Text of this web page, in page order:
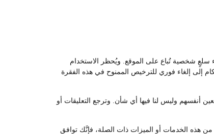
سلعٍ شخصية تُباع على الموقع. ويُحظر الاستخدام
إلى إلغاء فوري للترخيص الممنوح في هذه الفقرة
أنفسهم وليس لنا فيها أي شأن. وترجع التعليقات أو
هذه الخدمات أو الميزات ذات الصلة، فإنَّك توافق